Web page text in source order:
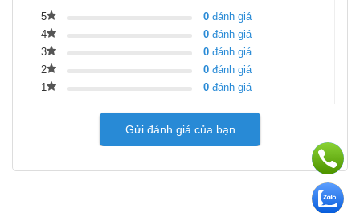
5 0 đánh giá
4
0 đánh giá
3
0 đánh giá
2
0 đánh giá
1
0 đánh giá
Gửi đánh giá của bạn